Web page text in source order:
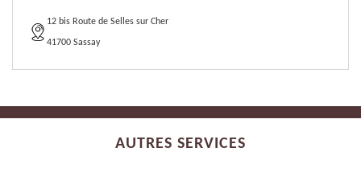
12 bis Route de Selles sur Cher
41700 Sassay
AUTRES SERVICES